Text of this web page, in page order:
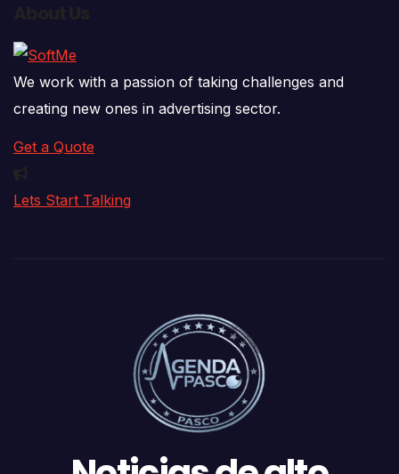
We work with a passion of taking challenges and
creating new ones in advertising sector.
Get a Quote
Lets Start Talking